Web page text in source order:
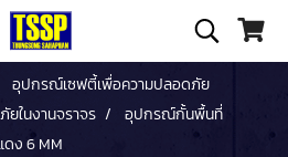
อุปกรณ์เซฟตี้เพื่อความปลอดภัย
ในงานจราจร
อุปกรณ์กั้นพื้นที่
ง 6 MM